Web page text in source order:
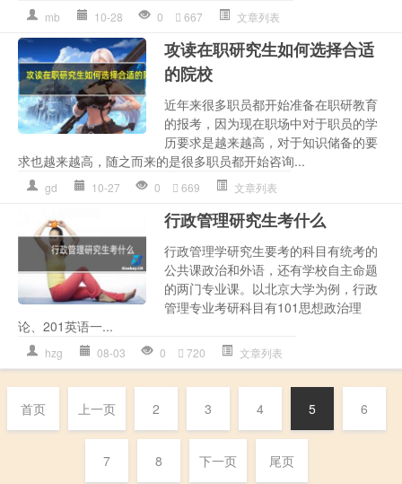
mb 10-28 0 667 文章列表
攻读在职研究生如何选择合适
的院校
近年来很多职员都开始准备在职研教育
的报考，因为现在职场中对于职员的学
历要求是越来越高，对于知识储备的要
求也越来越高，随之而来的是很多职员都开始咨询...
gd 10-27 0 669 文章列表
行政管理研究生考什么
行政管理学研究生要考的科目有统考的
公共课政治和外语，还有学校自主命题
的两门专业课。以北京大学为例，行政
管理专业考研科目有101思想政治理
论、201英语一...
hzg 08-03 0 720 文章列表
首页 上一页 2 3 4 5 6
7 8 下一页 尾页